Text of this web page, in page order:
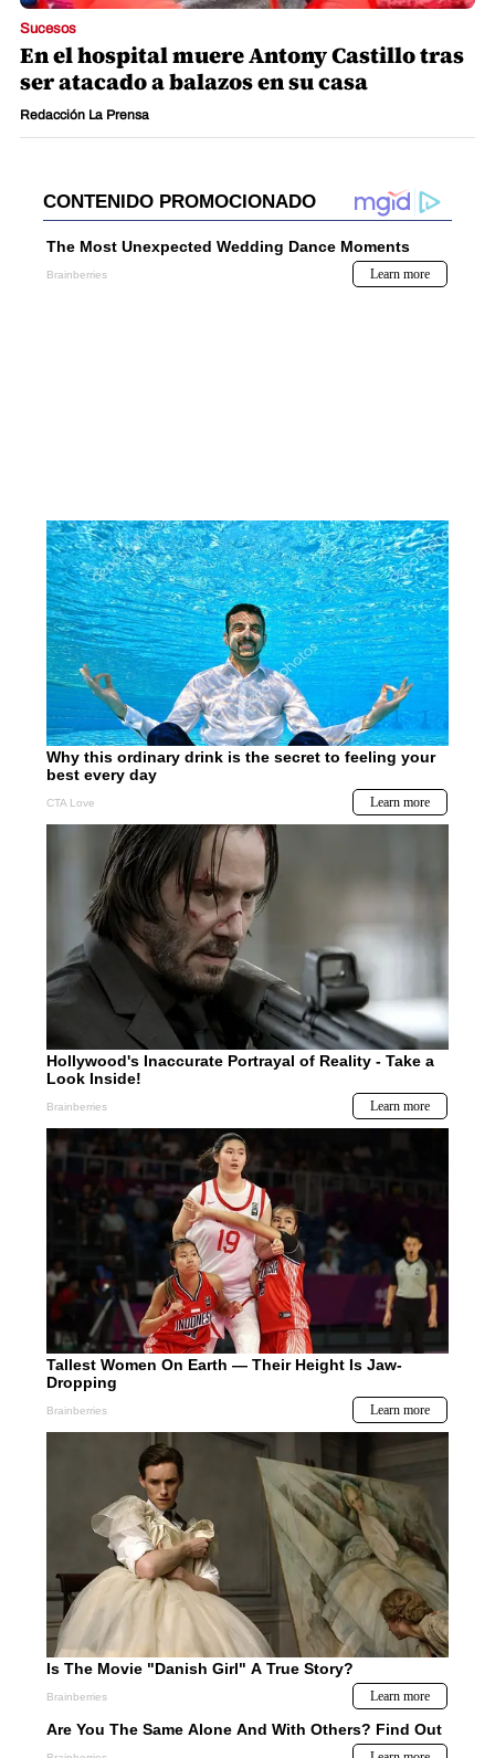
Sucesos
En el hospital muere Antony Castillo tras
ser atacado a balazos en su casa
Redacción La Prensa